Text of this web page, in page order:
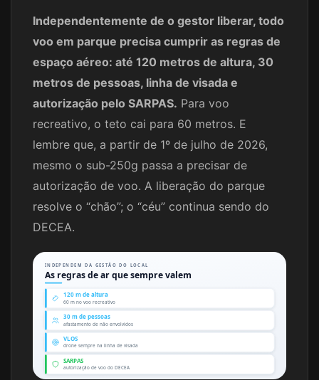
Independentemente de o gestor liberar, todo
voo em parque precisa cumprir as regras de
espaço aéreo: até 120 metros de altura, 30
metros de pessoas, linha de visada e
autorização pelo SARPAS. Para voo
recreativo, o teto cai para 60 metros. E
lembre que, a partir de 1º de julho de 2026,
mesmo o sub-250g passa a precisar de
autorização de voo. A liberação do parque
resolve o “chão”; o “céu” continua sendo do
DECEA.
INDEPENDEM DA GESTÃO DO LOCAL
As regras de ar que sempre valem
120 m de altura
60 m no voo recreativo
30 m de pessoas
afastamento de não envolvidos
VLOS
drone sempre na linha de visada
SARPAS
autorização de voo do DECEA